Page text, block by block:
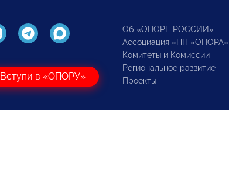
Вступи в «ОПОРУ»
Об «ОПОРЕ РОССИИ»
Ассоциация «НП «ОПОРА»
Комитеты и Комиссии
Региональное развитие
Проекты